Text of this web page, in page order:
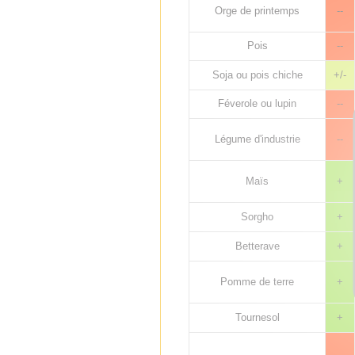
Orge de printemps --
Pois
--
Soja ou pois chiche +/-
Féverole ou lupin
--
Légume d'industrie --
Maïs +
Sorgho
+
Betterave
+
Pomme de terre +
Tournesol
+